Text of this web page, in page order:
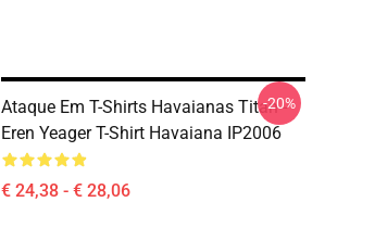
Ataque Em T-Shirts Havaianas Titan -
Eren Yeager T-Shirt Havaiana IP2006
€ 24,38 - € 28,06
-20%